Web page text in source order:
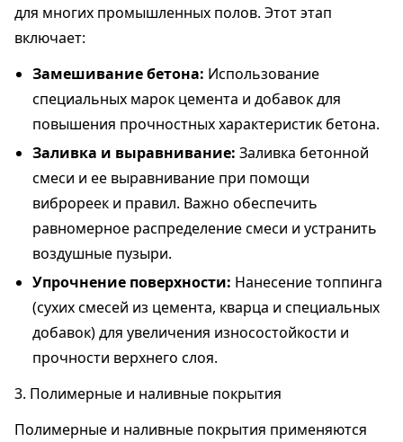
для многих промышленных полов. Этот этап
включает:
Замешивание бетона: Использование
специальных марок цемента и добавок для
повышения прочностных характеристик бетона.
Заливка и выравнивание: Заливка бетонной
смеси и ее выравнивание при помощи
виброреек и правил. Важно обеспечить
равномерное распределение смеси и устранить
воздушные пузыри.
Упрочнение поверхности: Нанесение топпинга
(сухих смесей из цемента, кварца и специальных
добавок) для увеличения износостойкости и
прочности верхнего слоя.
3. Полимерные и наливные покрытия
Полимерные и наливные покрытия применяются